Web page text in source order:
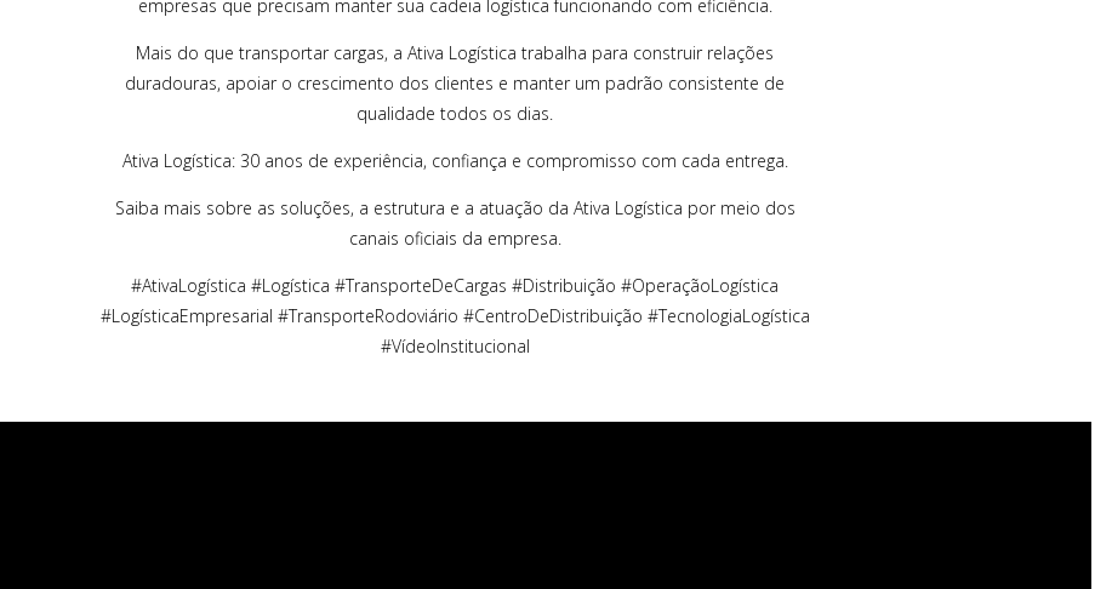
empresas que precisam manter sua cadeia logística funcionando com eficiência.
Mais do que transportar cargas, a Ativa Logística trabalha para construir relações
duradouras, apoiar o crescimento dos clientes e manter um padrão consistente de
qualidade todos os dias.
Ativa Logística: 30 anos de experiência, confiança e compromisso com cada entrega.
Saiba mais sobre as soluções, a estrutura e a atuação da Ativa Logística por meio dos
canais oficiais da empresa.
#AtivaLogística #Logística #TransporteDeCargas #Distribuição #OperaçãoLogística
#LogísticaEmpresarial #TransporteRodoviário #CentroDeDistribuição #TecnologiaLogística
#VídeoInstitucional